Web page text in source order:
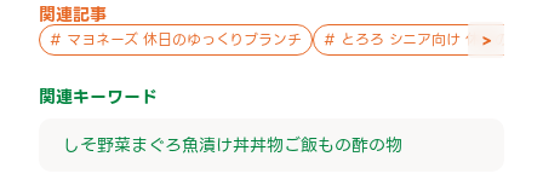
関連記事
# マヨネーズ 休日のゆっくりブランチ # とろろ シニア向け 休日のゆ
>
関連キーワード
しそ野菜まぐろ魚漬け丼丼物ご飯もの酢の物